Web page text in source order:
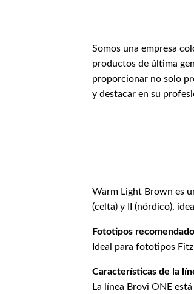
Somos una empresa
productos de última
proporcionar no solo
y destacar en su
Warm Light Brown es
(celta) y II (nórdico),
Fototipos
Ideal para fototipos
Características de la
La línea Brovi ONE